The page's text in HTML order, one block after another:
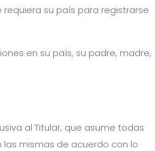
su país para registrarse
en su país, su padre, madre,
al Titular, que asume todas
mismas de acuerdo con lo